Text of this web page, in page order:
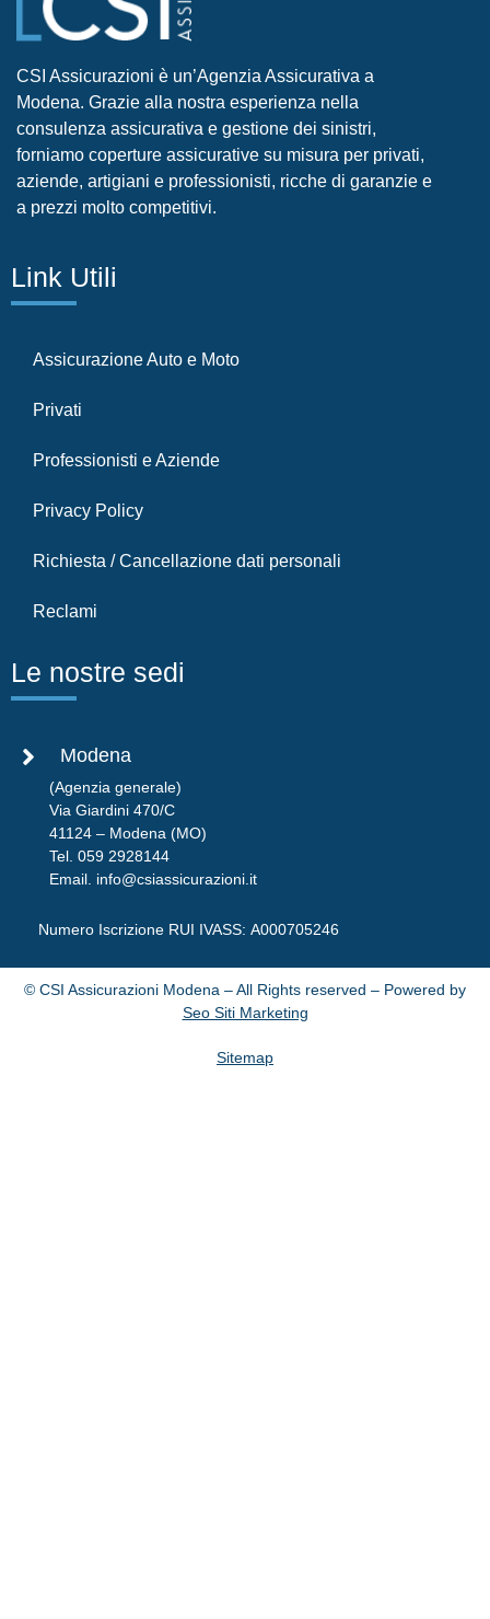
CSI Assicurazioni è un’Agenzia Assicurativa a
Modena. Grazie alla nostra esperienza nella
consulenza assicurativa e gestione dei sinistri,
forniamo coperture assicurative su misura per privati,
aziende, artigiani e professionisti, ricche di garanzie e
a prezzi molto competitivi.
Link Utili
Assicurazione Auto e Moto
Privati
Professionisti e Aziende
Privacy Policy
Richiesta / Cancellazione dati personali
Reclami
Le nostre sedi
Modena
(Agenzia generale)
Via Giardini 470/C
41124 – Modena (MO)
Tel. 059 2928144
Email. info@csiassicurazioni.it
Numero Iscrizione RUI IVASS: A000705246
© CSI Assicurazioni Modena – All Rights reserved – Powered by
Seo Siti Marketing
Sitemap